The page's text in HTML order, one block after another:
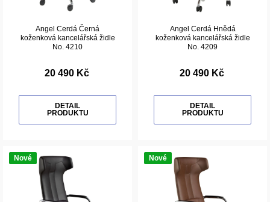
Angel Cerdá Černá
koženková kancelářská židle
No. 4210
20 490 Kč
DETAIL
PRODUKTU
Angel Cerdá Hnědá
koženková kancelářská židle
No. 4209
20 490 Kč
DETAIL
PRODUKTU
Nové Nové